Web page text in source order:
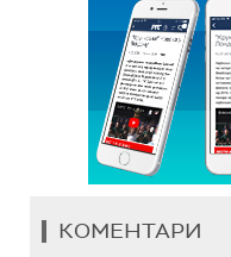
КОМЕНТАРИ